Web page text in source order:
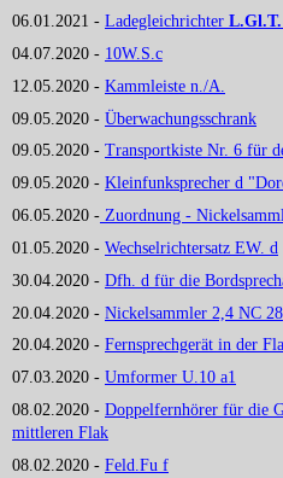
06.01.2021 - Ladegleichrichter L.Gl.T.
04.07.2020 - 10W.S.c
12.05.2020 - Kammleiste n./A.
09.05.2020 - Überwachungsschrank
09.05.2020 - Transportkiste Nr. 6 für
09.05.2020 - Kleinfunksprecher d
06.05.2020 - Zuordnung -
01.05.2020 - Wechselrichtersatz EW. d
30.04.2020 - Dfh. d für die
20.04.2020 - Nickelsammler 2,4 NC 28
20.04.2020 - Fernsprechgerät in der
07.03.2020 - Umformer U.10 a1
08.02.2020 - Doppelfernhörer für die
mittleren Flak
08.02.2020 - Feld.Fu f